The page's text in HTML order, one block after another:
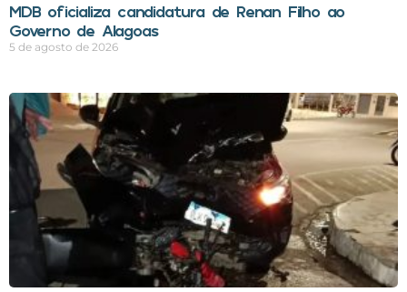
MDB oficializa candidatura de Renan Filho ao
Governo de Alagoas
5 de agosto de 2026